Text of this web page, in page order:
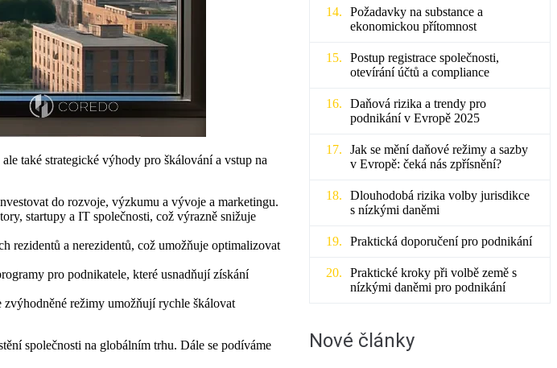
také strategické výhody pro škálování a vstup na
do rozvoje, výzkumu a vývoje a marketingu.
startupy a IT společnosti, což výrazně snižuje
rezidentů a nerezidentů, což umožňuje optimalizovat
pro podnikatele, které usnadňují získání
režimy umožňují rychle škálovat
společnosti na globálním trhu. Dále se podíváme
Požadavky na substance a
ekonomickou přítomnost
Postup registrace společnosti,
otevírání účtů a compliance
Daňová rizika a trendy pro
podnikání v Evropě 2025
Jak se mění daňové režimy a sazby
v Evropě: čeká nás zpřísnění?
Dlouhodobá rizika volby jurisdikce
s nízkými daněmi
Praktická doporučení pro podnikání
Praktické kroky při volbě země s
nízkými daněmi pro podnikání
Nové články